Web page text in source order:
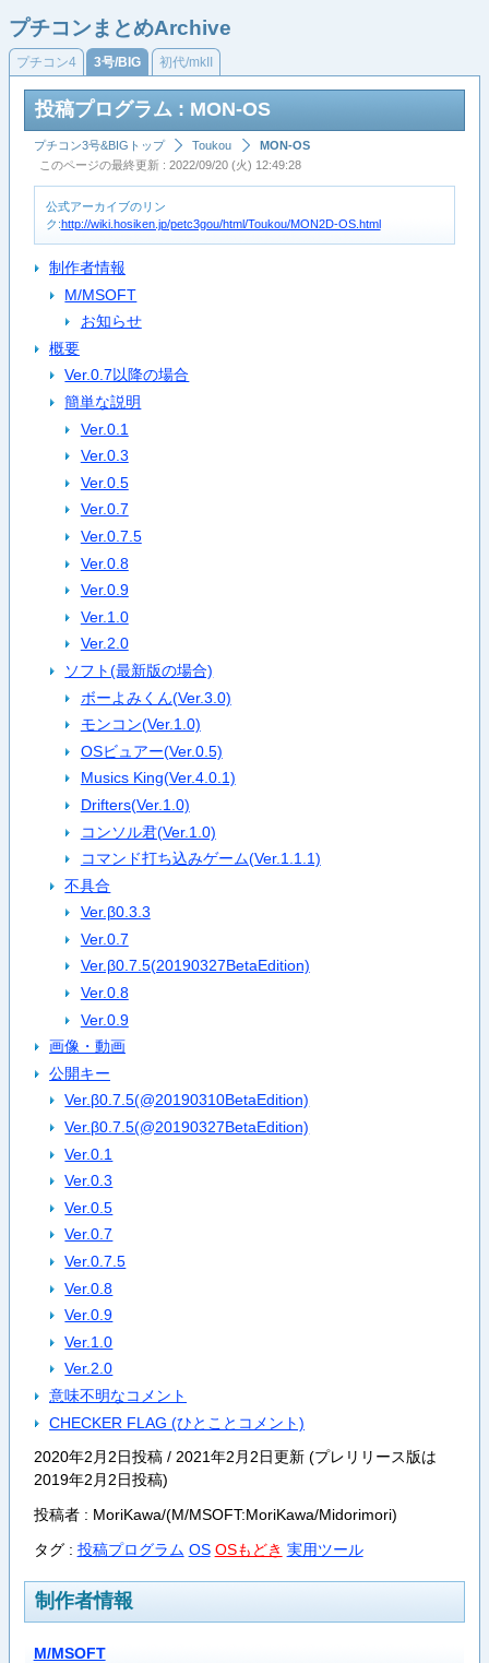
プチコンまとめArchive
プチコン4 3号/BIG 初代/mkII
投稿プログラム : MON-OS
プチコン3号&BIGトップ Toukou
MON-OS
このページの最終更新 : 2022/09/20 (火) 12:49:28
公式アーカイブのリン
ク:http://wiki.hosiken.jp/petc3gou/html/Toukou/MON2D-OS.html
制作者情報
M/MSOFT
お知らせ
概要
Ver.0.7以降の場合
簡単な説明
Ver.0.1
Ver.0.3
Ver.0.5
Ver.0.7
Ver.0.7.5
Ver.0.8
Ver.0.9
Ver.1.0
Ver.2.0
ソフト(最新版の場合)
ボーよみくん(Ver.3.0)
モンコン(Ver.1.0)
OSビュアー(Ver.0.5)
Musics King(Ver.4.0.1)
Drifters(Ver.1.0)
コンソル君(Ver.1.0)
コマンド打ち込みゲーム(Ver.1.1.1)
不具合
Ver.β0.3.3
Ver.0.7
Ver.β0.7.5(20190327BetaEdition)
Ver.0.8
Ver.0.9
画像・動画
公開キー
Ver.β0.7.5(@20190310BetaEdition)
Ver.β0.7.5(@20190327BetaEdition)
Ver.0.1
Ver.0.3
Ver.0.5
Ver.0.7
Ver.0.7.5
Ver.0.8
Ver.0.9
Ver.1.0
Ver.2.0
意味不明なコメント
CHECKER FLAG (ひとことコメント)
2020年2月2日投稿 / 2021年2月2日更新 (プレリリース版は
2019年2月2日投稿)
投稿者 : MoriKawa/(M/MSOFT:MoriKawa/Midorimori)
タグ : 投稿プログラム OS OSもどき 実用ツール
制作者情報
M/MSOFT